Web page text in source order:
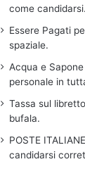
come candidarsi.
Essere Pagati
spaziale.
Acqua e
personale in
Tassa sul
bufala.
POSTE
candidarsi